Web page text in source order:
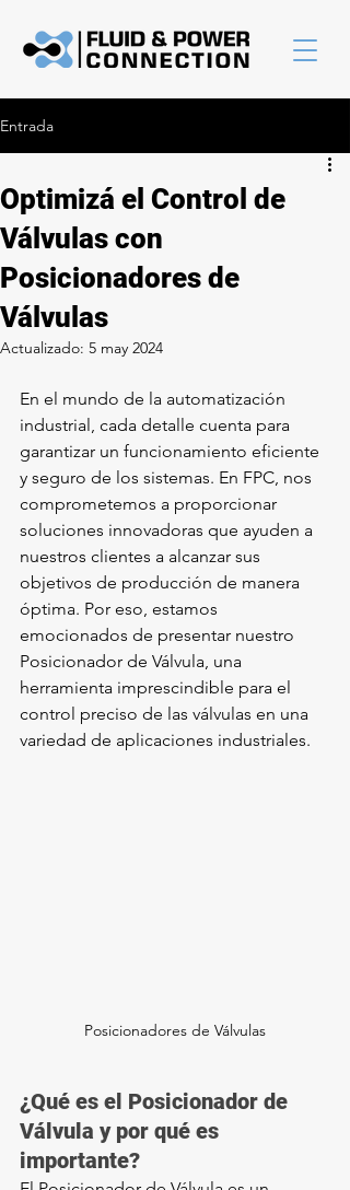
Entrada
Optimizá el Control de
Válvulas con
Posicionadores de
Válvulas
Actualizado: 5 may 2024
En el mundo de la automatización
industrial, cada detalle cuenta para
garantizar un funcionamiento eficiente
y seguro de los sistemas. En FPC, nos
comprometemos a proporcionar
soluciones innovadoras que ayuden a
nuestros clientes a alcanzar sus
objetivos de producción de manera
óptima. Por eso, estamos
emocionados de presentar nuestro
Posicionador de Válvula, una
herramienta imprescindible para el
control preciso de las válvulas en una
variedad de aplicaciones industriales.
Posicionadores de Válvulas
¿Qué es el Posicionador de
Válvula y por qué es
importante?